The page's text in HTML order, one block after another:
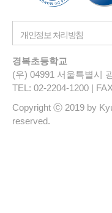
경복초등학교
(우) 04991 서울특별시
TEL: 02-2204-1200 |
Copyright ⓒ 2019 by
reserved.